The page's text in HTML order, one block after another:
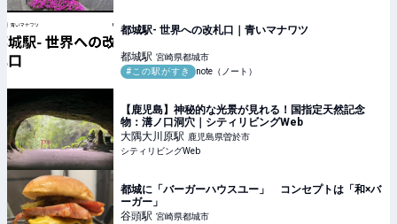
都城駅- 世界への改札口｜青いマナワツ
都城駅 宮崎県都城市
#この駅がすき
note（ノート）
【鹿児島】神秘的な光景が見れる！国指定天然記念
物：溝ノ口洞穴｜シティリビングWeb
大隅大川原駅 鹿児島県曽於市
シティリビングWeb
都城に「バーガーハウスユー」 コンセプトは「和×バ
ーガー」
谷頭駅 宮崎県都城市